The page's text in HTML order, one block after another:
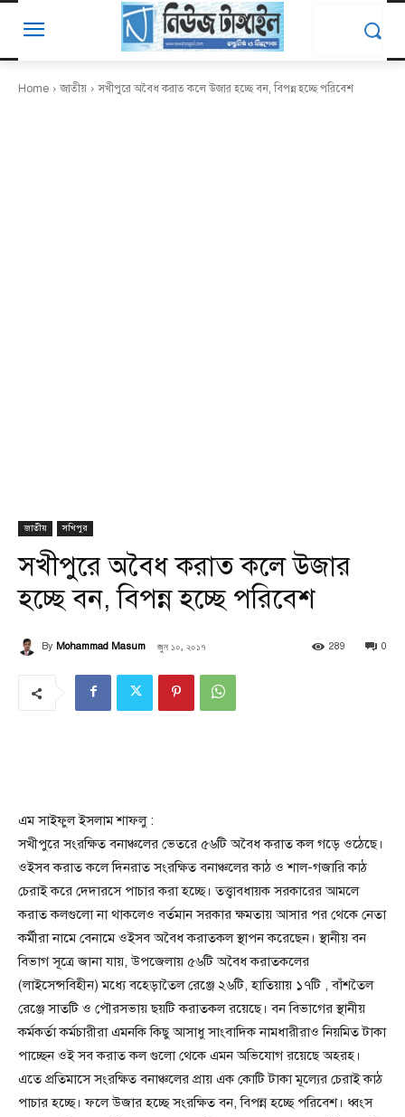
Home জাতীয় সখীপুরে অবৈধ করাত কলে উজার হচ্ছে বন, বিপন্ন হচ্ছে পরিবেশ
জাতীয় সখিপুর
সখীপুরে অবৈধ করাত কলে উজার
হচ্ছে বন, বিপন্ন হচ্ছে পরিবেশ
By Mohammad Masum জুন ১০, ২০১৭ 0
289
এম সাইফুল ইসলাম শাফলু :
সখীপুরে সংরক্ষিত বনাঞ্চলের ভেতরে ৫৬টি অবৈধ করাত কল গড়ে ওঠেছে।
ওইসব করাত কলে দিনরাত সংরক্ষিত বনাঞ্চলের কাঠ ও শাল-গজারি কাঠ
চেরাই করে দেদারসে পাচার করা হচ্ছে। তত্ত্বাবধায়ক সরকারের আমলে
করাত কলগুলো না থাকলেও বর্তমান সরকার ক্ষমতায় আসার পর থেকে নেতা
কর্মীরা নামে বেনামে ওইসব অবৈধ করাতকল স্থাপন করেছেন। স্থানীয় বন
বিভাগ সূত্রে জানা যায়, উপজেলায় ৫৬টি অবৈধ করাতকলের
(লাইসেন্সবিহীন) মধ্যে বহেড়াতৈল রেঞ্জে ২৬টি, হাতিয়ায় ১৭টি , বাঁশতৈল
রেঞ্জে সাতটি ও পৌরসভায় ছয়টি করাতকল রয়েছে। বন বিভাগের স্থানীয়
কর্মকর্তা কর্মচারীরা এমনকি কিছু আসাধু সাংবাদিক নামধারীরাও নিয়মিত টাকা
পাচ্ছেন ওই সব করাত কল গুলো থেকে এমন অভিযোগ রয়েছে অহরহ।
এতে প্রতিমাসে সংরক্ষিত বনাঞ্চলের প্রায় এক কোটি টাকা মূল্যের চেরাই কাঠ
পাচার হচ্ছে। ফলে উজার হচ্ছে সংরক্ষিত বন, বিপন্ন হচ্ছে পরিবেশ। ধ্বংস